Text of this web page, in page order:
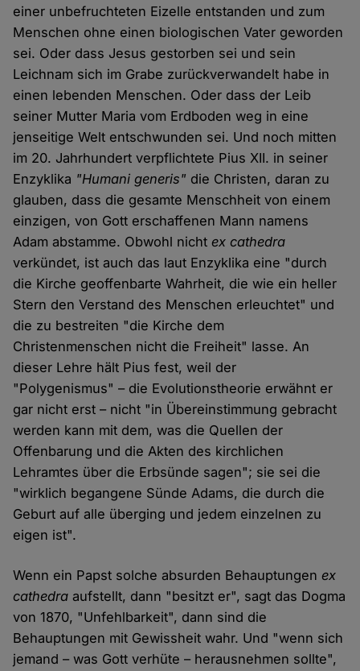
einer unbefruchteten Eizelle entstanden und zum
Menschen ohne einen biologischen Vater geworden
sei. Oder dass Jesus gestorben sei und sein
Leichnam sich im Grabe zurückverwandelt habe in
einen lebenden Menschen. Oder dass der Leib
seiner Mutter Maria vom Erdboden weg in eine
jenseitige Welt entschwunden sei. Und noch mitten
im 20. Jahrhundert verpflichtete Pius XII. in seiner
Enzyklika "Humani generis" die Christen, daran zu
glauben, dass die gesamte Menschheit von einem
einzigen, von Gott erschaffenen Mann namens
Adam abstamme. Obwohl nichtex cathedra
verkündet, ist auch das laut Enzyklika eine "durch
die Kirche geoffenbarte Wahrheit, die wie ein heller
Stern den Verstand des Menschen erleuchtet" und
die zu bestreiten "die Kirche dem
Christenmenschen nicht die Freiheit" lasse. An
dieser Lehre hält Pius fest, weil der
"Polygenismus" – die Evolutionstheorie erwähnt er
gar nicht erst – nicht "in Übereinstimmung gebracht
werden kann mit dem, was die Quellen der
Offenbarung und die Akten des kirchlichen
Lehramtes über die Erbsünde sagen"; sie sei die
"wirklich begangene Sünde Adams, die durch die
Geburt auf alle überging und jedem einzelnen zu
eigen ist".
Wenn ein Papst solche absurden Behauptungenex
cathedra aufstellt, dann "besitzt er", sagt das Dogma
von 1870, "Unfehlbarkeit", dann sind die
Behauptungen mit Gewissheit wahr. Und "wenn sich
jemand – was Gott verhüte – herausnehmen sollte",